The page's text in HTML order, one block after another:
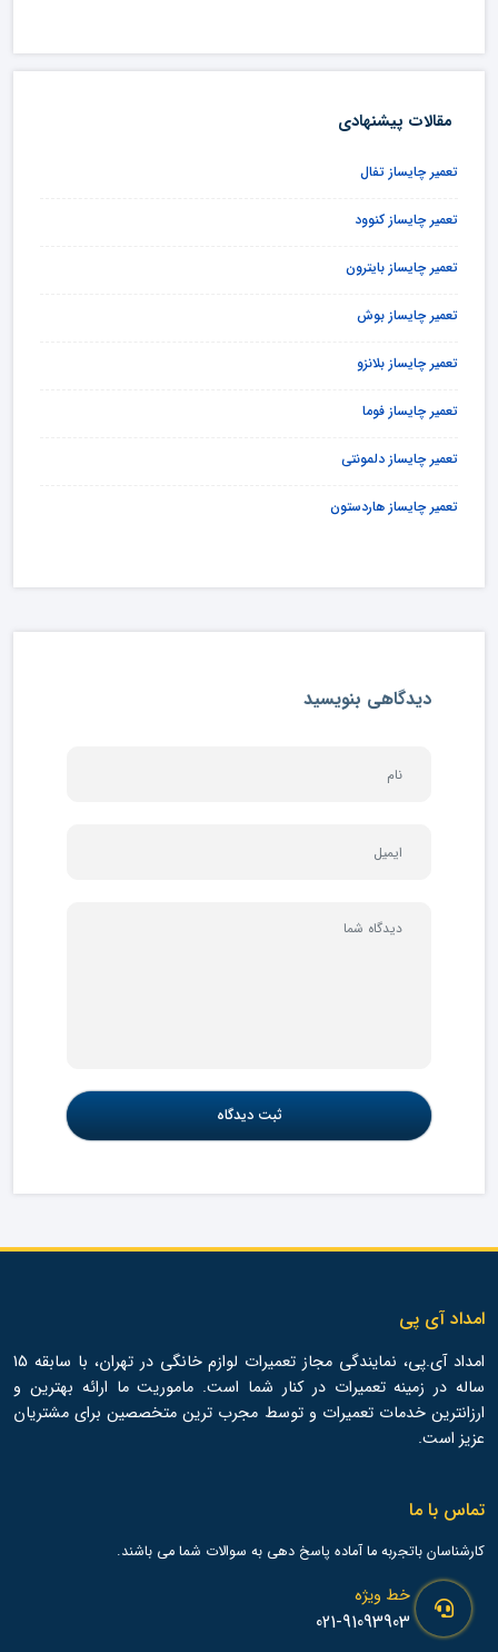
مقالات پیشنهادی
تعمیر چایساز تفال
تعمیر چایساز کنوود
تعمیر چایساز بایترون
تعمیر چایساز بوش
تعمیر چایساز بلانزو
تعمیر چایساز فوما
تعمیر چایساز دلمونتی
تعمیر چایساز هاردستون
دیدگاهی بنویسید
امداد آی پی
امداد آی.پی، نمایندگی مجاز تعمیرات لوازم خانگی در تهران، با سابقه 15
ساله در زمینه تعمیرات در کنار شما است. ماموریت ما ارائه بهترین و
ارزانترین خدمات تعمیرات و توسط مجرب ترین متخصصین برای مشتریان
عزیز است.
تماس با ما
کارشناسان باتجربه ما آماده پاسخ دهی به سوالات شما می باشند.
خط ویژه
021-91093903